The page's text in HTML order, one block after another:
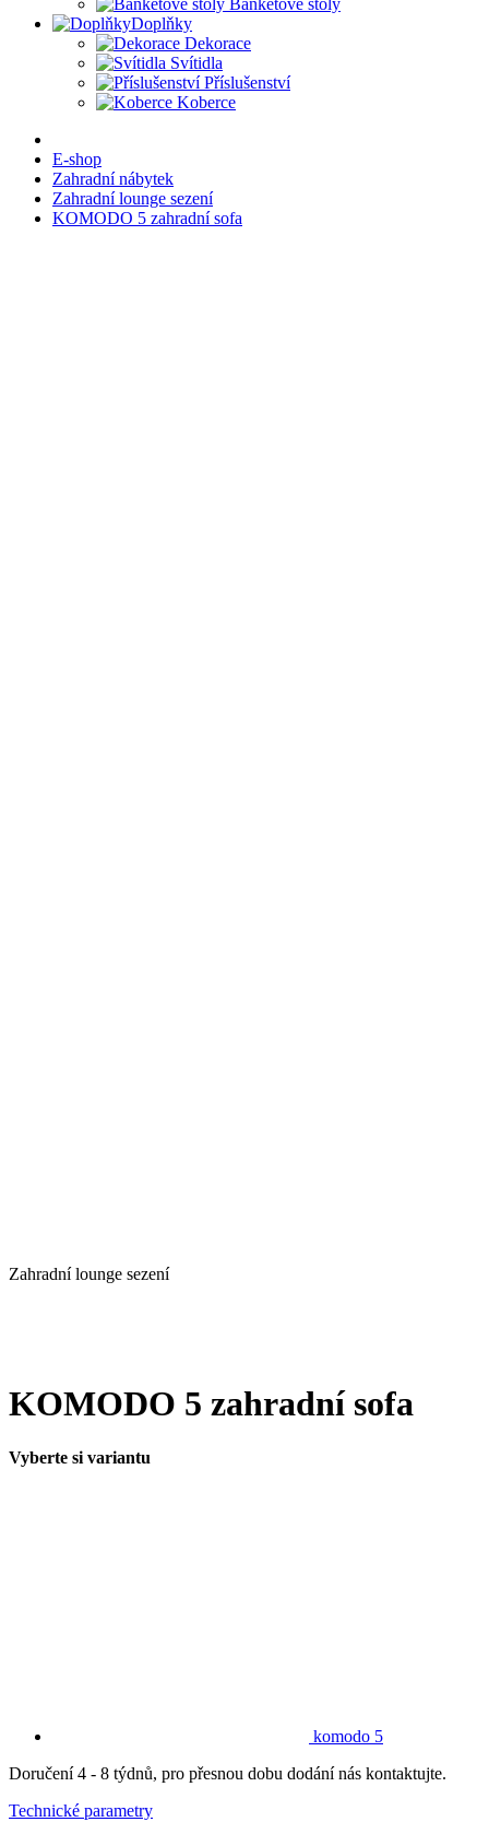
Banketové stoly
Doplňky
Dekorace
Svítidla
Příslušenství
Koberce
E-shop
Zahradní nábytek
Zahradní lounge sezení
KOMODO 5 zahradní sofa
Zahradní lounge sezení
KOMODO 5 zahradní sofa
Vyberte si variantu
komodo 5
Doručení 4 - 8 týdnů, pro přesnou dobu dodání nás kontaktujte.
Technické parametry